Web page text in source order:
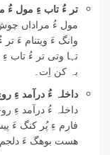
تر ءُ تاب ءِ مول ءُ
مول ءُ مراداں چوش
وانگ ءَ ویتنام ءَ
تہا وتی تر ءُ تاب
بہ کن اِت۔
داخلہ ءُ درآمد ءِ
داخلہ ءُ درآمد ءِ
فارم ءِ پُر کنگ ءَ
ھست بوھگ ءَ دلجم